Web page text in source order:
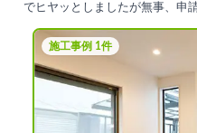
でヒヤッとしましたが無事、申
す。
施工事例 1件